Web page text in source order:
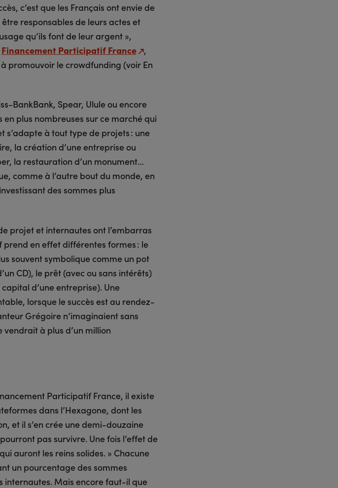
c’est que les Français ont envie de
responsables de leurs actes et
qu’ils font de leur argent »,
Financement Participatif France
,
promouvoir le crowdfunding (voir En
BankBank, Spear, Ulule ou encore
plus nombreuses sur ce marché qui
s’adapte à tout type de projets : une
la création d’une entreprise ou
la restauration d’un monument…
comme à l’autre bout du monde, en
des sommes plus
projet et internautes ont l’embarras
en effet différentes formes : le
souvent symbolique comme un pot
CD), le prêt (avec ou sans intérêts)
d’une entreprise). Une
lorsque le succès est au rendez-
Grégoire n’imaginaient sans
à plus d’un million
Participatif France, il existe
dans l’Hexagone, dont les
et il s’en crée une demi-douzaine
pas survivre. Une fois l’effet de
auront les reins solides. » Chacune
un pourcentage des sommes
internautes. Mais encore faut-il que